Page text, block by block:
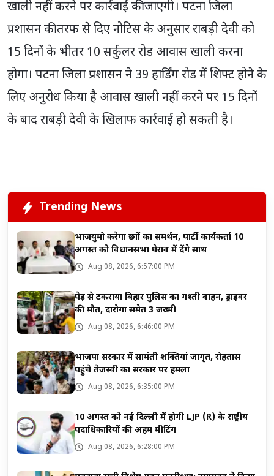
खाली नहीं करने पर कार्रवाई की जाएगी। पटना जिला
प्रशासन की तरफ से दिए नोटिस के अनुसार राबड़ी देवी को
15 दिनों के भीतर 10 सर्कुलर रोड आवास खाली करना
होगा। पटना जिला प्रशासन ने 39 हार्डिंग रोड में शिफ्ट होने के
लिए अनुरोध किया है आवास खाली नहीं करने पर 15 दिनों
के बाद राबड़ी देवी के खिलाफ कार्रवाई हो सकती है।
Trending News
भाजयुमो करेगा छात्रों का समर्थन, पार्टी कार्यकर्ता 10
अगस्त को विधानसभा घेराव में देंगे साथ
Aug 08, 2026, 6:57:00 PM
पेड़ से टकराया बिहार पुलिस का गश्ती वाहन, ड्राइवर
की मौत, दारोगा समेत 3 जख्मी
Aug 08, 2026, 6:46:00 PM
भाजपा सरकार में सामंती शक्तियां जागृत, रोहतास
पहुंचे तेजस्वी का सरकार पर हमला
Aug 08, 2026, 6:35:00 PM
10 अगस्त को नई दिल्ली में होगी LJP (R) के राष्ट्रीय
पदाधिकारियों की अहम मीटिंग
Aug 08, 2026, 6:28:00 PM